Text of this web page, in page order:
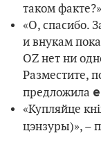
таком
«О, спасибо.
и внукам
OZ нет ни
Разместите,
предложила
«Купляйце
цэнзуры)», –